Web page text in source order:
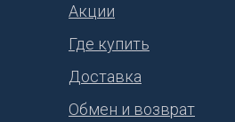
Акции
Где купить
Доставка
Обмен и возврат